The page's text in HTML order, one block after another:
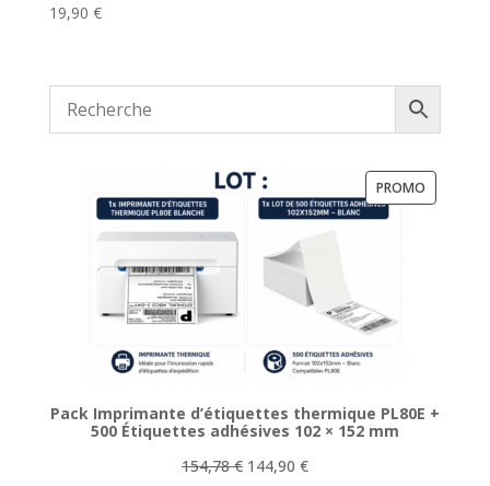
19,90 €
PROMO
Pack Imprimante d’étiquettes thermique PL80E +
500 Étiquettes adhésives 102 × 152 mm
154,78€ Le
144,90 €Le